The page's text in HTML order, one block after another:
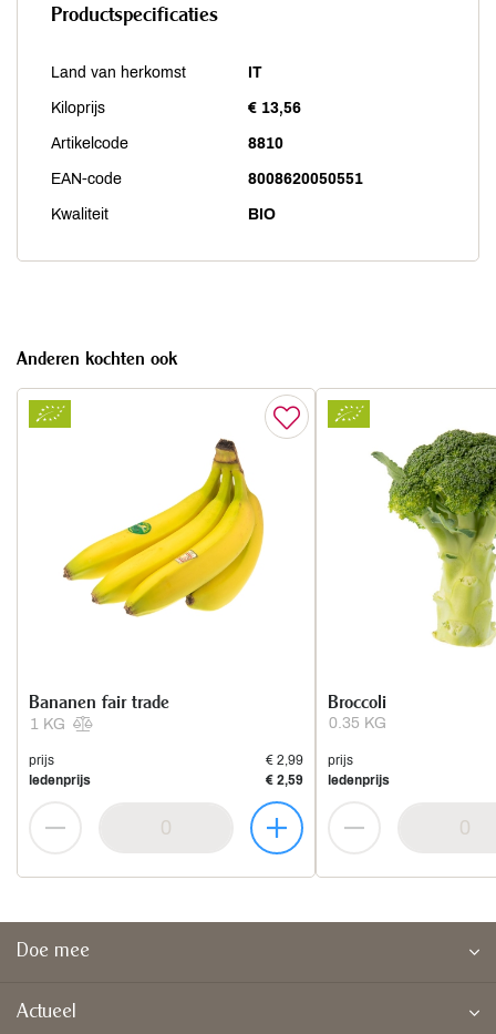
Productspecificaties
Land van herkomst IT
Kiloprijs € 13,56
Artikelcode 8810
EAN-code 8008620050551
Kwaliteit BIO
Anderen kochten ook
1 KG
Bananen fair trade
prijs
€ 2,99
ledenprijs
€ 2,59
0.35 KG
Broccoli
prijs
ledenprijs
Doe mee
Actueel